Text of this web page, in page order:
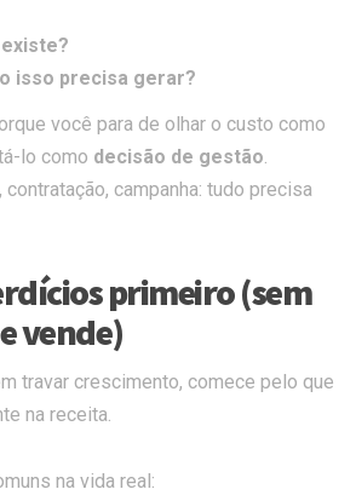
isso precisa gerar?
você para de olhar o custo como
lo como decisão de gestão.
contratação, campanha: tudo precisa
primeiro (sem
vende)
travar crescimento, comece pelo que
na receita.
na vida real: